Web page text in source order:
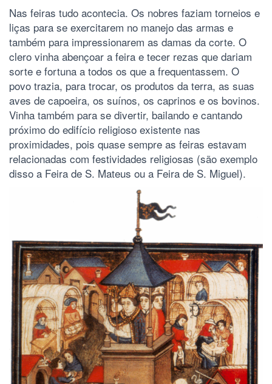
Nas feiras tudo acontecia. Os nobres faziam torneios e
liças para se exercitarem no manejo das armas e
também para impressionarem as damas da corte. O
clero vinha abençoar a feira e tecer rezas que dariam
sorte e fortuna a todos os que a frequentassem. O
povo trazia, para trocar, os produtos da terra, as suas
aves de capoeira, os suínos, os caprinos e os bovinos.
Vinha também para se divertir, bailando e cantando
próximo do edifício religioso existente nas
proximidades, pois quase sempre as feiras estavam
relacionadas com festividades religiosas (são exemplo
disso a Feira de S. Mateus ou a Feira de S. Miguel).